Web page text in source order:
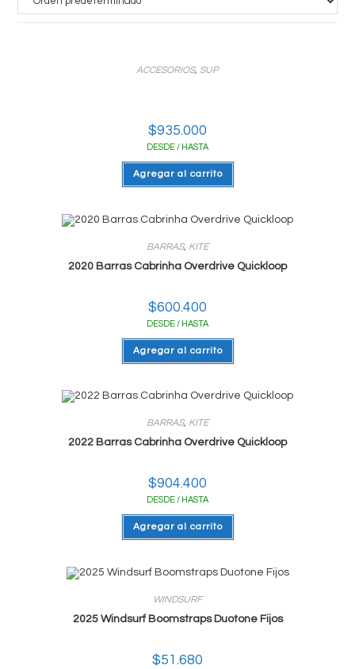
ACCESORIOS, SUP
$935.000
DESDE / HASTA
Agregar al carrito
BARRAS, KITE
2020 Barras Cabrinha Overdrive Quickloop
$600.400
DESDE / HASTA
Agregar al carrito
BARRAS, KITE
2022 Barras Cabrinha Overdrive Quickloop
$904.400
DESDE / HASTA
Agregar al carrito
WINDSURF
2025 Windsurf Boomstraps Duotone Fijos
$51.680